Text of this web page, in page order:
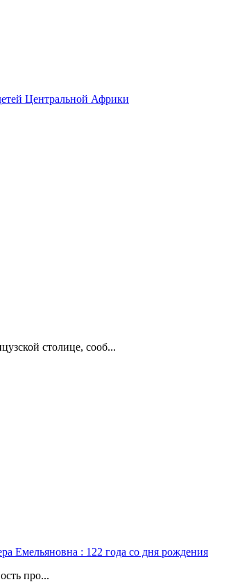
Центральной Африки
столице, сооб...
Емельяновна : 122 года со дня рождения
про...